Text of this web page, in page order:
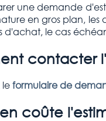
une demande
en gros plan,
d'achat, le cas
contacter
leformulaire de
coûte